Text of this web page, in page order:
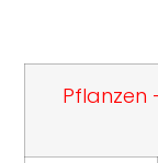
Pflanzen